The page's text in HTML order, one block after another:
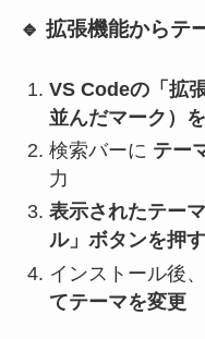
🔹 拡張機能からテ
VS Codeの「拡
並んだマーク）
検索バーに テー
力
表示されたテー
ル」ボタンを押す
インストール後、
てテーマを変更